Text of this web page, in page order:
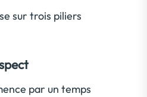
sur trois piliers
par un temps